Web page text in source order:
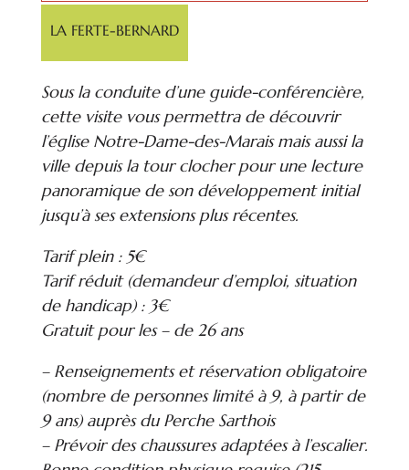
LA FERTE-BERNARD
Sous la conduite d’une guide-conférencière,
cette visite vous permettra de découvrir
l’église Notre-Dame-des-Marais mais aussi la
ville depuis la tour clocher pour une lecture
panoramique de son développement initial
jusqu’à ses extensions plus récentes.
Tarif plein : 5€
Tarif réduit (demandeur d’emploi, situation
de handicap) : 3€
Gratuit pour les – de 26 ans
– Renseignements et réservation obligatoire
(nombre de personnes limité à 9, à partir de
9 ans) auprès du Perche Sarthois
– Prévoir des chaussures adaptées à l’escalier.